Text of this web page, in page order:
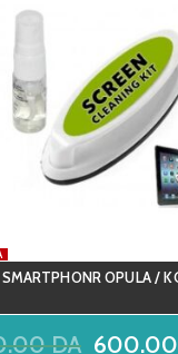
OPULA /
DA 600.00